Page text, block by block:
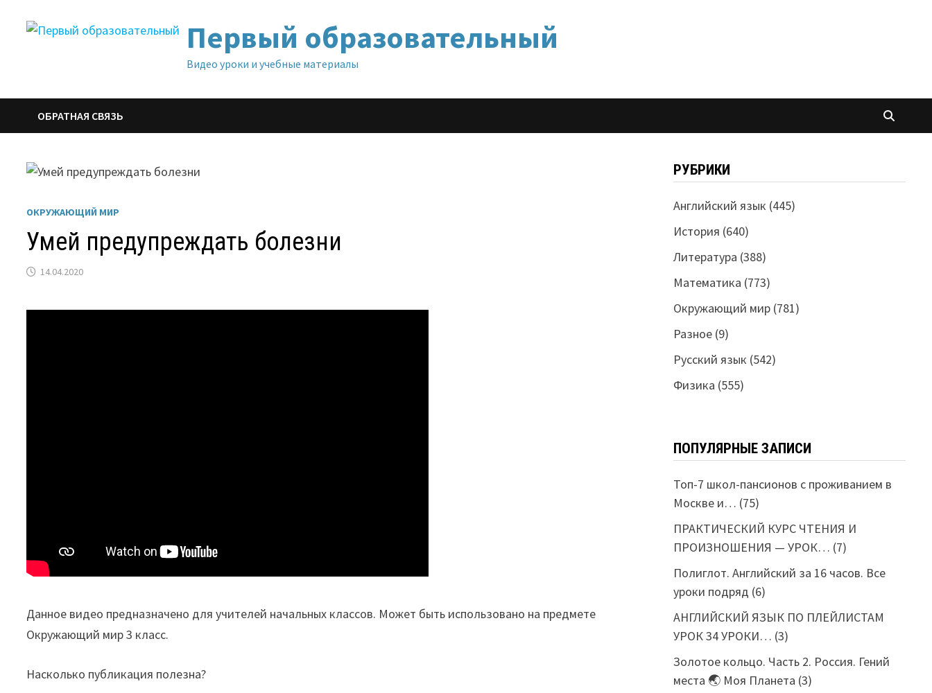
Первый образовательный
Видео уроки и учебные материалы
ОБРАТНАЯ СВЯЗЬ
ОКРУЖАЮЩИЙ МИР
Умей предупреждать болезни
14.04.2020
Данное видео предназначено для учителей начальных классов. Может быть использовано на предмете
Окружающий мир 3 класс.
Насколько публикация полезна?
РУБРИКИ
Английский язык (445)
История (640)
Литература (388)
Математика (773)
Окружающий мир(781)
Разное(9)
Русский язык (542)
Физика (555)
ПОПУЛЯРНЫЕ ЗАПИСИ
Топ-7 школ-пансионов с проживанием в
Москве и… (75)
ПРАКТИЧЕСКИЙ КУРС ЧТЕНИЯ И
ПРОИЗНОШЕНИЯ — УРОК… (7)
Полиглот. Английский за 16 часов. Все
уроки подряд (6)
АНГЛИЙСКИЙ ЯЗЫК ПО ПЛЕЙЛИСТАМ
УРОК 34 УРОКИ… (3)
Золотое кольцо. Часть 2. Россия. Гений
места 🌏 Моя Планета (3)